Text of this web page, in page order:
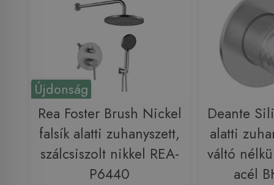
Újdonság
Rea Foster Brush Nickel
falsík alatti zuhanyszett,
szálcsiszolt nikkel REA-
P6440
Deante
alatti
váltó
acél